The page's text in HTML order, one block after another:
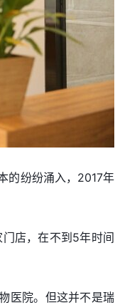
的纷纷涌入，2017年
店，在不到5年时间
医院。但这并不是瑞